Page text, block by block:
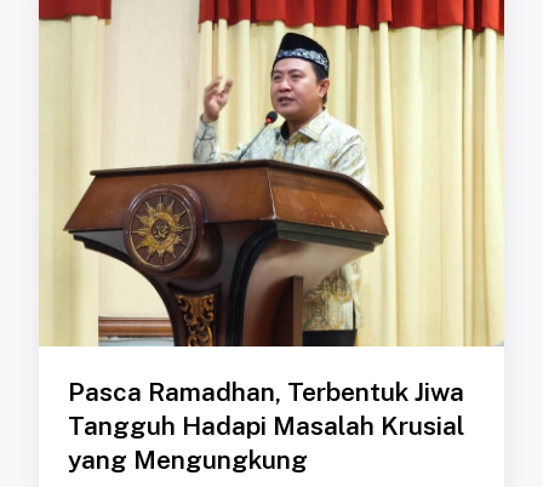
Pasca Ramadhan, Terbentuk Jiwa
Tangguh Hadapi Masalah Krusial
yang Mengungkung